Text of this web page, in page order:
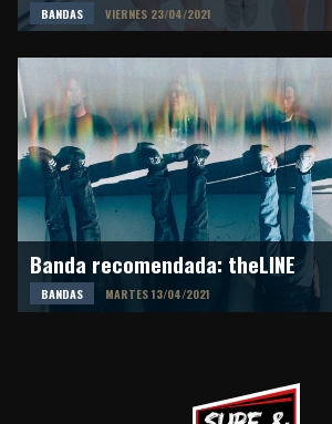
BANDAS VIERNES 23/04/2021
Banda recomendada: theLINE
BANDAS MARTES 13/04/2021